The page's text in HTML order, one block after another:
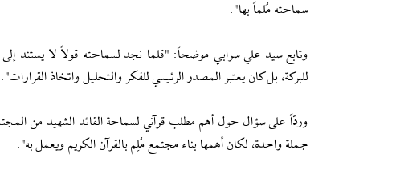
سماحته مُلماً بها".
وتابع سيد علي سرابي موضحاً: "قلما نجد لسماحته قولاً لا يستند
للبركة، بل كان يعتبر المصدر الرئيسي للفكر والتحليل واتخاذ القرارات".
وردّاً على سؤال حول أهم مطلب قرآني لسماحة القائد الشهيد من
جملة واحدة، لكان أهمها بناء مجتمع مُلِم بالقرآن الكريم ويعمل به".